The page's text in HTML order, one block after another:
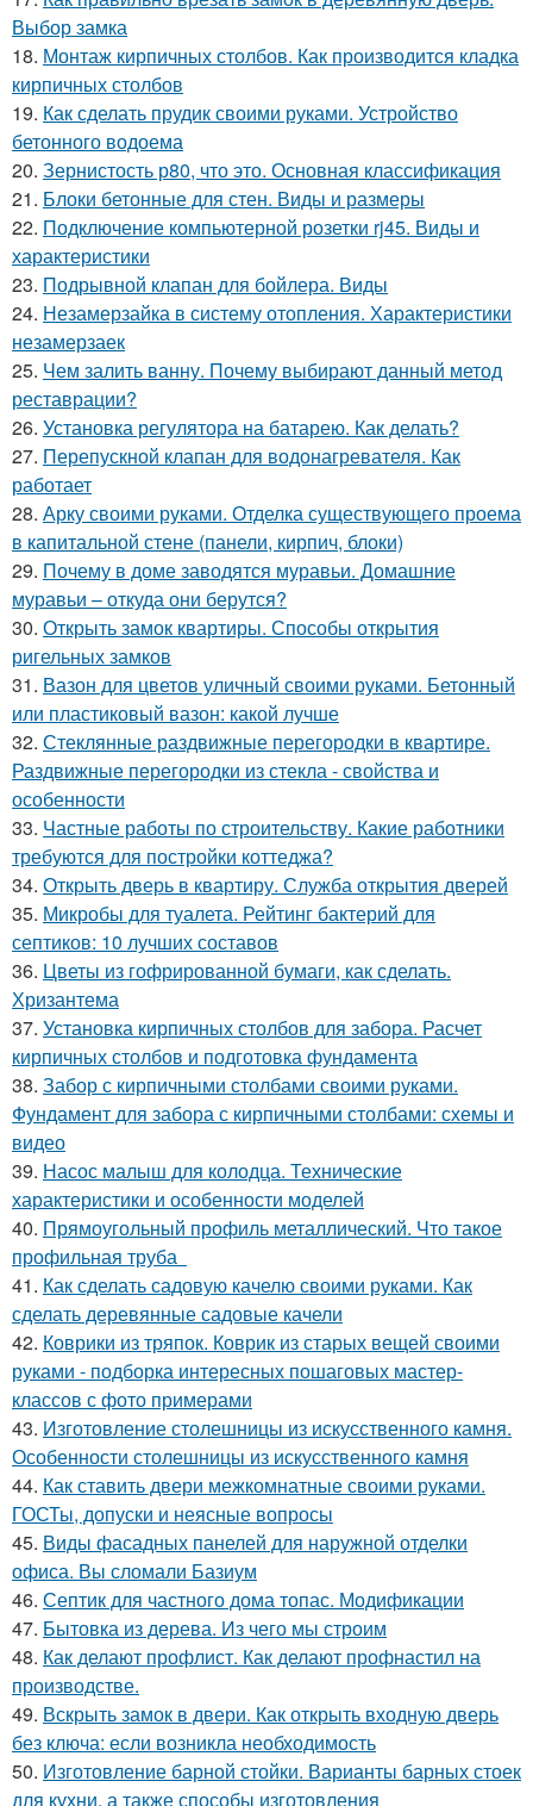
Выбор замка
18. Монтаж кирпичных столбов. Как производится кладка
кирпичных столбов
19. Как сделать прудик своими руками. Устройство
бетонного водоема
20. Зернистость р80, что это. Основная классификация
21. Блоки бетонные для стен. Виды и размеры
22. Подключение компьютерной розетки rj45. Виды и
характеристики
23. Подрывной клапан для бойлера. Виды
24. Незамерзайка в систему отопления. Характеристики
незамерзаек
25. Чем залить ванну. Почему выбирают данный метод
реставрации?
26. Установка регулятора на батарею. Как делать?
27. Перепускной клапан для водонагревателя. Как
работает
28. Арку своими руками. Отделка существующего проема
в капитальной стене (панели, кирпич, блоки)
29. Почему в доме заводятся муравьи. Домашние
муравьи – откуда они берутся?
30. Открыть замок квартиры. Способы открытия
ригельных замков
31. Вазон для цветов уличный своими руками. Бетонный
или пластиковый вазон: какой лучше
32. Стеклянные раздвижные перегородки в квартире.
Раздвижные перегородки из стекла - свойства и
особенности
33. Частные работы по строительству. Какие работники
требуются для постройки коттеджа?
34. Открыть дверь в квартиру. Служба открытия дверей
35. Микробы для туалета. Рейтинг бактерий для
септиков: 10 лучших составов
36. Цветы из гофрированной бумаги, как сделать.
Хризантема
37. Установка кирпичных столбов для забора. Расчет
кирпичных столбов и подготовка фундамента
38. Забор с кирпичными столбами своими руками.
Фундамент для забора с кирпичными столбами: схемы и
видео
39. Насос малыш для колодца. Технические
характеристики и особенности моделей
40. Прямоугольный профиль металлический. Что такое
профильная труба
41. Как сделать садовую качелю своими руками. Как
сделать деревянные садовые качели
42. Коврики из тряпок. Коврик из старых вещей своими
руками - подборка интересных пошаговых мастер-
классов с фото примерами
43. Изготовление столешницы из искусственного камня.
Особенности столешницы из искусственного камня
44. Как ставить двери межкомнатные своими руками.
ГОСТы, допуски и неясные вопросы
45. Виды фасадных панелей для наружной отделки
офиса. Вы сломали Базиум
46. Септик для частного дома топас. Модификации
47. Бытовка из дерева. Из чего мы строим
48. Как делают профлист. Как делают профнастил на
производстве.
49. Вскрыть замок в двери. Как открыть входную дверь
без ключа: если возникла необходимость
50. Изготовление барной стойки. Варианты барных стоек
для кухни, а также способы изготовления